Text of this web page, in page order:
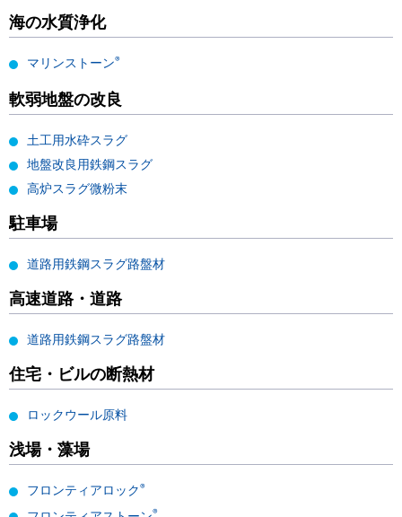
海の水質浄化
マリンストーン®
軟弱地盤の改良
土工用水砕スラグ
地盤改良用鉄鋼スラグ
高炉スラグ微粉末
駐車場
道路用鉄鋼スラグ路盤材
高速道路・道路
道路用鉄鋼スラグ路盤材
住宅・ビルの断熱材
ロックウール原料
浅場・藻場
フロンティアロック ®
®